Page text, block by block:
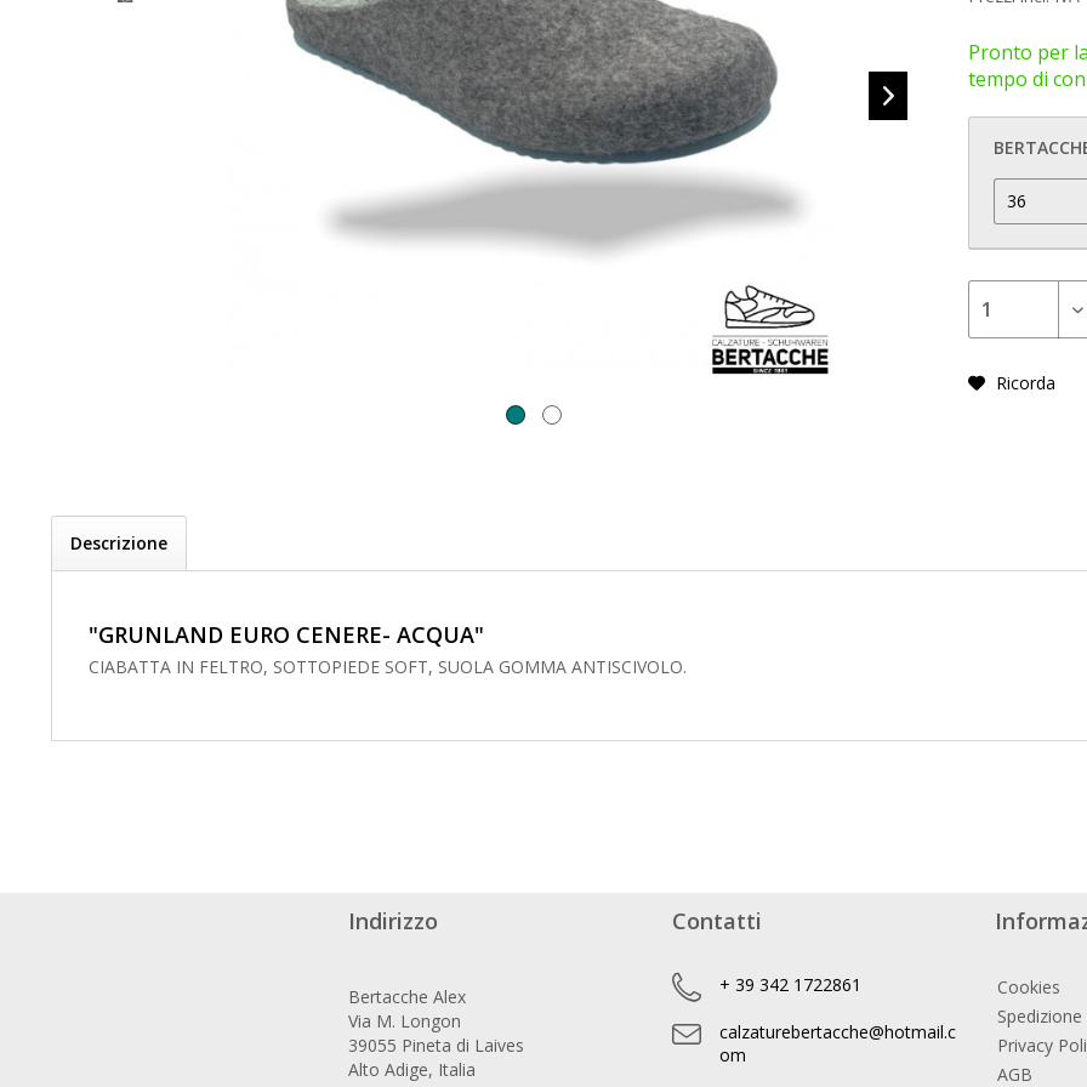
Pronto per
tempo di
Ricorda
Descrizione
"GRUNLAND EURO CENERE- ACQUA"
CIABATTA IN FELTRO, SOTTOPIEDE SOFT, SUOLA GOMMA ANTISCIVOLO.
Indirizzo
Bertacche Alex
Via M. Longon
39055 Pineta di Laives
Alto Adige, Italia
Contatti
+ 39 342 1722861
calzaturebertacche@hotmail.c
om
Cookies
Privacy
AGB